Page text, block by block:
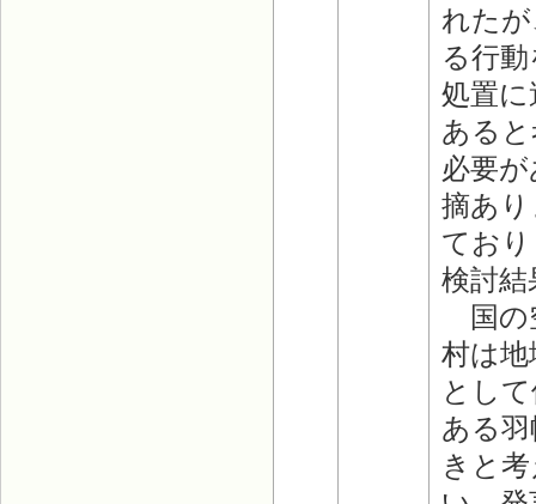
れた
る行
処置
ある
必要
摘あ
てお
検討
国の
村は
とし
ある
きと